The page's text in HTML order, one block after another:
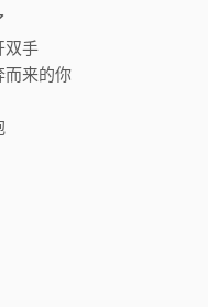
双手
而来的你